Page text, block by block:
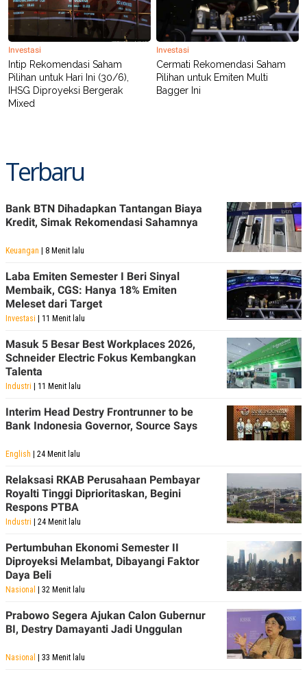
Investasi
Intip Rekomendasi Saham
Pilihan untuk Hari Ini (30/6),
IHSG Diproyeksi Bergerak
Mixed
Investasi
Cermati Rekomendasi Saham
Pilihan untuk Emiten Multi
Bagger Ini
Terbaru
Bank BTN Dihadapkan Tantangan Biaya
Kredit, Simak Rekomendasi Sahamnya
Keuangan | 8 Menit lalu
Laba Emiten Semester I Beri Sinyal
Membaik, CGS: Hanya 18% Emiten
Meleset dari Target
Investasi | 11 Menit lalu
Masuk 5 Besar Best Workplaces 2026,
Schneider Electric Fokus Kembangkan
Talenta
Industri | 11 Menit lalu
Interim Head Destry Frontrunner to be
Bank Indonesia Governor, Source Says
English | 24 Menit lalu
Relaksasi RKAB Perusahaan Pembayar
Royalti Tinggi Diprioritaskan, Begini
Respons PTBA
Industri | 24 Menit lalu
Pertumbuhan Ekonomi Semester II
Diproyeksi Melambat, Dibayangi Faktor
Daya Beli
Nasional | 32 Menit lalu
Prabowo Segera Ajukan Calon Gubernur
BI, Destry Damayanti Jadi Unggulan
Nasional | 33 Menit lalu